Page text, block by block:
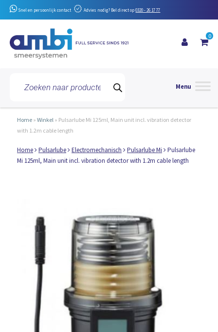
Snel en persoonlijk contact Advies nodig? Bel direct op0320 - 26 17 77
zoeken
0
Home » Winkel » Pulsarlube Mi 125ml, Main unit incl. vibration detector
with 1.2m cable length
Home Pulsarlube Electromechanisch Pulsarlube Mi
Pulsarlube
Mi 125ml, Main unit incl. vibration detector with 1.2m cable length